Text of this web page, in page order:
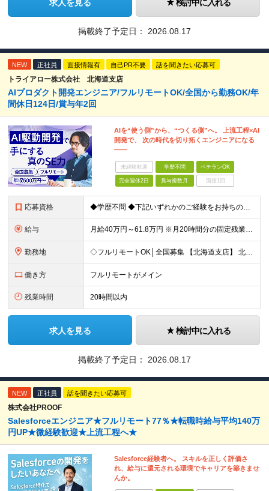
求人を見る 検討中に入れる
掲載終了予定日： 2026.08.17
NEW 正社員 面接情報有 自己PR不要 話を聞きたい応募可
トライアロー株式会社 北海道支店
AIプロダクト開発エンジニア/フルリモートOK/全国から勤務OK/年
間休日124日/賞与年2回
AIを“使う側”から、“つくる側”へ。 上流工程×AI
開発で、 次の時代を切り拓くエンジニアになる
――
未経験歓迎 学歴不問 ベテランOK
完全週休2日 賞与複数月 面接1回
応募資格 ◆学歴不問 ◆下記いずれかのご経験をお持ちの方 ・Webアプリケーション開発の実務経験（目安：7年以上） ・要件定義・基本設計など、上流工程の経験（目安：3年以上） ・Pythonでの開発経験（目安：
給与 月給40万円～61.8万円 ※月20時間分の固定残業代（58,000円～）を含む。超過時間分を別途支給 ※年齢、経験、スキル、前職給与などを考慮のうえ、決定いたします。 ※試用期間6ヶ月あり。期間中
勤務地 ◇フルリモートOK│全国募集 【北海道支店】 北海道札幌市中央区南一条西2丁目5番地 ※(変更の範囲)上記を除く当社関連勤務地 ※通勤不要
働き方 フルリモートがメイン
残業時間 20時間以内
求人を見る 検討中に入れる
掲載終了予定日： 2026.08.17
NEW 正社員 話を聞きたい応募可
株式会社PROOF
Salesforceエンジニア★フルリモート77％★転職時給与平均140万
円UP★微経験歓迎★上流工程へ★
Salesforce経験者へ。 スキルを正しく評価さ
れ、給与に還元される環境でキャリアを築きませ
んか。